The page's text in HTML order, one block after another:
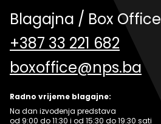
Blagajna / Box Office
+387 33 221 682
boxoffice@nps.ba
Radno vrijeme blagajne:
Na dan izvođenja predstava
od 9:00 do 11:30 i od 15:30 do 19:30 sati